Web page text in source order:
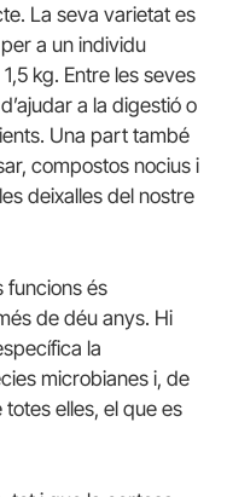
La seva varietat es
a un individu
kg. Entre les seves
a la digestió o
Una part també
compostos nocius i
deixalles del nostre
funcions és
de déu anys. Hi
la
microbianes i, de
elles, el que es